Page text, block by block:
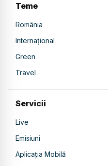
Teme
România
Internațional
Green
Travel
Servicii
Live
Emisiuni
Aplicația Mobilă